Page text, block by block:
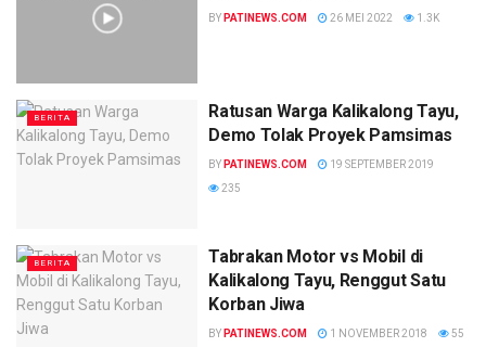
BY PATINEWS.COM 26 MEI 2022 1.3K
BERITA
Ratusan Warga Kalikalong Tayu,
Demo Tolak Proyek Pamsimas
BY PATINEWS.COM
19 SEPTEMBER 2019
235
BERITA
Tabrakan Motor vs Mobil di
Kalikalong Tayu, Renggut Satu
Korban Jiwa
BY PATINEWS.COM 1 NOVEMBER 2018 55